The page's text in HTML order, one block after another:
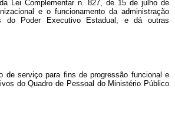
Lei Complementar n. 827, de 15 de julho de
e o funcionamento da administração
do Poder Executivo Estadual, e dá outras
de serviço para fins de progressão funcional e
do Quadro de Pessoal do Ministério Público